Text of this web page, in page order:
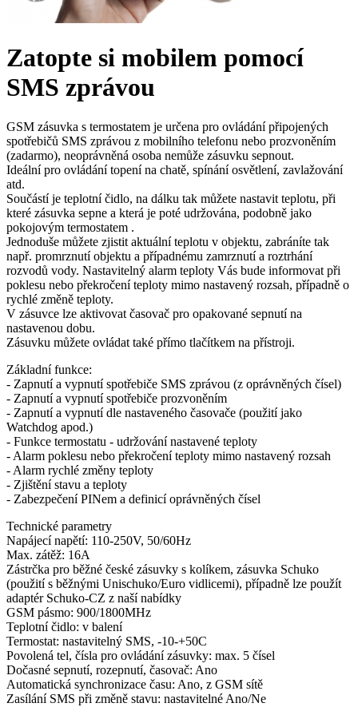
Zatopte si mobilem pomocí
SMS zprávou
GSM zásuvka s termostatem je určena pro ovládání připojených
spotřebičů SMS zprávou z mobilního telefonu nebo prozvoněním
(zadarmo), neoprávněná osoba nemůže zásuvku sepnout.
Ideální pro ovládání topení na chatě, spínání osvětlení, zavlažování
atd.
Součástí je teplotní čidlo, na dálku tak můžete nastavit teplotu, při
které zásuvka sepne a která je poté udržována, podobně jako
pokojovým termostatem .
Jednoduše můžete zjistit aktuální teplotu v objektu, zabráníte tak
např. promrznutí objektu a případnému zamrznutí a roztrhání
rozvodů vody. Nastavitelný alarm teploty Vás bude informovat při
poklesu nebo překročení teploty mimo nastavený rozsah, případně o
rychlé změně teploty.
V zásuvce lze aktivovat časovač pro opakované sepnutí na
nastavenou dobu.
Zásuvku můžete ovládat také přímo tlačítkem na přístroji.
Základní funkce:
- Zapnutí a vypnutí spotřebiče SMS zprávou (z oprávněných čísel)
- Zapnutí a vypnutí spotřebiče prozvoněním
- Zapnutí a vypnutí dle nastaveného časovače (použití jako
Watchdog apod.)
- Funkce termostatu - udržování nastavené teploty
- Alarm poklesu nebo překročení teploty mimo nastavený rozsah
- Alarm rychlé změny teploty
- Zjištění stavu a teploty
- Zabezpečení PINem a definicí oprávněných čísel
Technické parametry
Napájecí napětí: 110-250V, 50/60Hz
Max. zátěž: 16A
Zástrčka pro běžné české zásuvky s kolíkem, zásuvka Schuko
(použití s běžnými Unischuko/Euro vidlicemi), případně lze použít
adaptér Schuko-CZ z naší nabídky
GSM pásmo: 900/1800MHz
Teplotní čidlo: v balení
Termostat: nastavitelný SMS, -10-+50C
Povolená tel, čísla pro ovládání zásuvky: max. 5 čísel
Dočasné sepnutí, rozepnutí, časovač: Ano
Automatická synchronizace času: Ano, z GSM sítě
Zasílání SMS při změně stavu: nastavitelné Ano/Ne